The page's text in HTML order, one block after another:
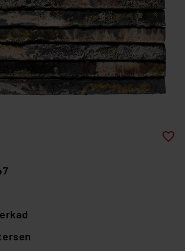
favorite_border